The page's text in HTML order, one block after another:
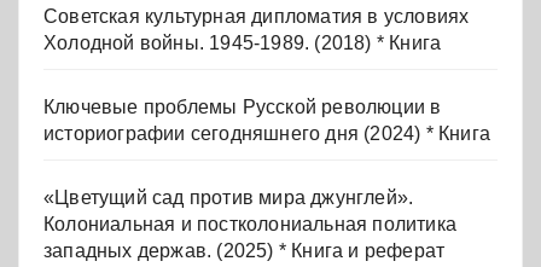
Советская культурная дипломатия в условиях
Холодной войны. 1945-1989. (2018) * Книга
Ключевые проблемы Русской революции в
историографии сегодняшнего дня (2024) * Книга
«Цветущий сад против мира джунглей».
Колониальная и постколониальная политика
западных держав. (2025) * Книга и реферат